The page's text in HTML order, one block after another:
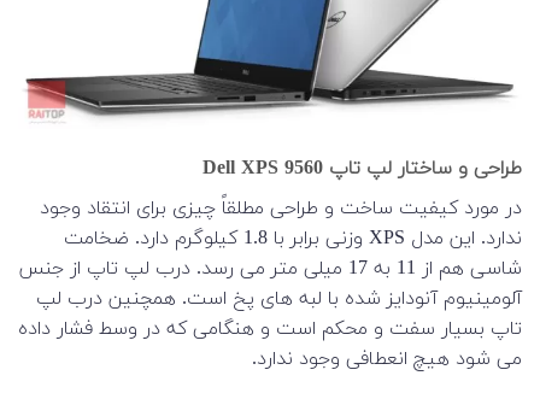
طراحی و ساختار لپ تاپ Dell XPS 9560
در مورد کیفیت ساخت و طراحی مطلقاً چیزی برای انتقاد وجود
ندارد. این مدل XPS وزنی برابر با 1.8 کیلوگرم دارد. ضخامت
شاسی هم از 11 به 17 میلی متر می رسد. درب لپ تاپ از جنس
آلومینیوم آنودایز شده با لبه های پخ است. همچنین درب لپ
تاپ بسیار سفت و محکم است و هنگامی که در وسط فشار داده
می شود هیچ انعطافی وجود ندارد.